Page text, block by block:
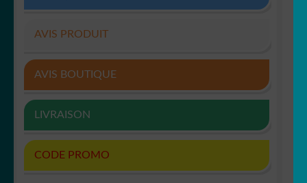
AVIS PRODUIT
AVIS BOUTIQUE
LIVRAISON
CODE PROMO